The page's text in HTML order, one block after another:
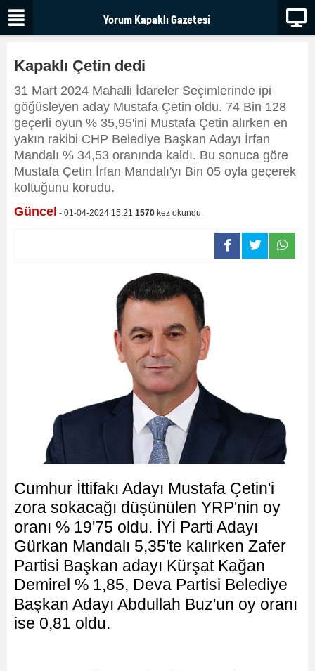
Kapaklı Çetin dedi
31 Mart 2024 Mahalli İdareler Seçimlerinde ipi
göğüsleyen aday Mustafa Çetin oldu. 74 Bin 128
geçerli oyun % 35,95'ini Mustafa Çetin alırken en
yakın rakibi CHP Belediye Başkan Adayı İrfan
Mandalı % 34,53 oranında kaldı. Bu sonuca göre
Mustafa Çetin İrfan Mandalı'yı Bin 05 oyla geçerek
koltuğunu korudu.
Güncel - 01-04-2024 15:21 1570 kez okundu.
Cumhur İttifakı Adayı Mustafa Çetin'i
zora sokacağı düşünülen YRP'nin oy
oranı % 19'75 oldu. İYİ Parti Adayı
Gürkan Mandalı 5,35'te kalırken Zafer
Partisi Başkan adayı Kürşat Kağan
Demirel % 1,85, Deva Partisi Belediye
Başkan Adayı Abdullah Buz'un oy oranı
ise 0,81 oldu.